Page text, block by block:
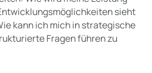
sieht
kann ich mich in strategische
Fragen führen zu